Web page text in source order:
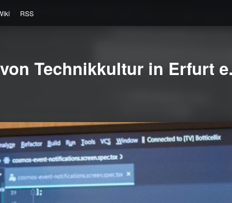
RSS
Technikkultur in Erfurt